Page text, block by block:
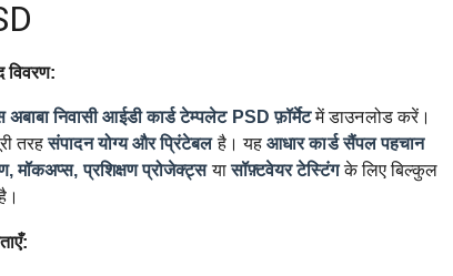
विवरण:
अबाबा निवासी आईडी कार्ड टेम्पलेट PSD फ़ॉर्मेटमें डाउनलोड करें।
तरहसंपादन योग्य और प्रिंटेबलहै। यहआधार कार्ड सैंपल पहचान
मॉकअप्स, प्रशिक्षण प्रोजेक्ट्सयासॉफ़्टवेयर टेस्टिंगके लिए बिल्कुल